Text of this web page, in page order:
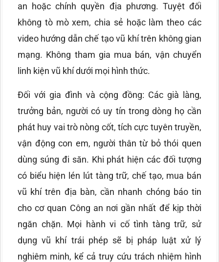
an hoặc chính quyền địa phương. Tuyệt đối
không tò mò xem, chia sẻ hoặc làm theo các
video hướng dẫn chế tạo vũ khí trên không gian
mạng. Không tham gia mua bán, vận chuyển
linh kiện vũ khí dưới mọi hình thức.
Đối với gia đình và cộng đồng: Các già làng,
trưởng bản, người có uy tín trong dòng họ cần
phát huy vai trò nòng cốt, tích cực tuyên truyền,
vận động con em, người thân từ bỏ thói quen
dùng súng đi săn. Khi phát hiện các đối tượng
có biểu hiện lén lút tàng trữ, chế tạo, mua bán
vũ khí trên địa bàn, cần nhanh chóng báo tin
cho cơ quan Công an nơi gần nhất để kịp thời
ngăn chặn. Mọi hành vi cố tình tàng trữ, sử
dụng vũ khí trái phép sẽ bị pháp luật xử lý
nghiêm minh, kể cả truy cứu trách nhiệm hình